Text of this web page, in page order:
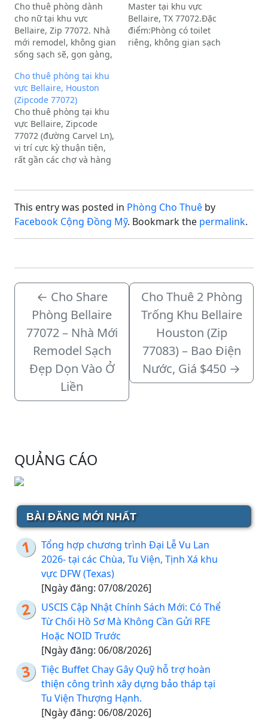
Cho thuê phòng dành
cho nữ tại khu vực
Bellaire, Zip 77072. Nhà
mới remodel, không gian
sống sạch sẽ, gọn gàng,
điểm nổi bật:Khu dân cư
an ninh, văn minh.Vị trí
thuận tiện: Gần chợ Việt
Nam, H-Mart, siêu thị,
nhà hàng, quán cà…
Master tại khu vực
Bellaire, TX 77072.Đặc
điểm:Phòng có toilet
riêng, không gian sạch
Cho thuê phòng tại khu
vực Bellaire, Houston
(Zipcode 77072)
Cho thuê phòng tại khu
vực Bellaire, Zipcode
77072 (đường Carvel Ln),
vị trí cực kỳ thuận tiện,
rất gần các chợ và hàng
Chinatown và
Hmart.Thông tin chi
This entry was posted in Phòng Cho Thuê by
Facebook Cộng Đồng Mỹ. Bookmark the permalink.
← Cho Share
Phòng Bellaire
77072 – Nhà Mới
Remodel Sạch
Đẹp Dọn Vào Ở
Liền
Cho Thuê 2 Phòng
Trống Khu Bellaire
Houston (Zip
77083) – Bao Điện
Nước, Giá $450 →
QUẢNG CÁO
BÀI ĐĂNG MỚI NHẤT
Tổng hợp chương trình Đại Lễ Vu Lan
2026- tại các Chùa, Tu Viện, Tịnh Xá khu
vực DFW (Texas)
[Ngày đăng: 07/08/2026]
USCIS Cập Nhật Chính Sách Mới: Có Thể
Từ Chối Hồ Sơ Mà Không Cần Gửi RFE
Hoặc NOID Trước
[Ngày đăng: 06/08/2026]
Tiệc Buffet Chay Gây Quỹ hỗ trợ hoàn
thiện công trình xây dựng bảo tháp tại
Tu Viện Thượng Hạnh.
[Ngày đăng: 06/08/2026]